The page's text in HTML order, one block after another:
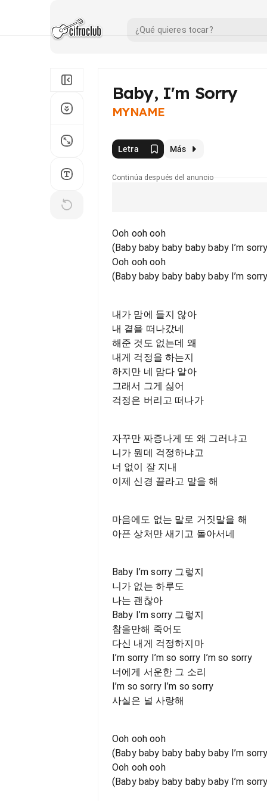
Baby, I'm Sorry
MYNAME
Letra Más
Continúa después del anuncio
Ooh ooh ooh
(Baby baby baby baby baby I’m
Ooh ooh ooh
(Baby baby baby baby baby I’m
내가 맘에 들지 않아
내 곁을 떠나갔네
해준 것도 없는데 왜
내게 걱정을 하는지
하지만 네 맘다 알아
그래서 그게 싫어
걱정은 버리고 떠나가
자꾸만 짜증나게 또 왜 그러냐고
니가 뭔데 걱정하냐고
너 없이 잘 지내
이제 신경 끌라고 말을 해
마음에도 없는 말로 거짓말을 해
아픈 상처만 새기고 돌아서네
Baby I’m sorry 그렇지
니가 없는 하루도
나는 괜찮아
Baby I’m sorry 그렇지
참을만해 죽어도
다신 내게 걱정하지마
I’m sorry I’m so sorry I’m so sorry
너에게 서운한 그 소리
I’m so sorry I’m so sorry
사실은 널 사랑해
Ooh ooh ooh
(Baby baby baby baby baby I’m
Ooh ooh ooh
(Baby baby baby baby baby I’m